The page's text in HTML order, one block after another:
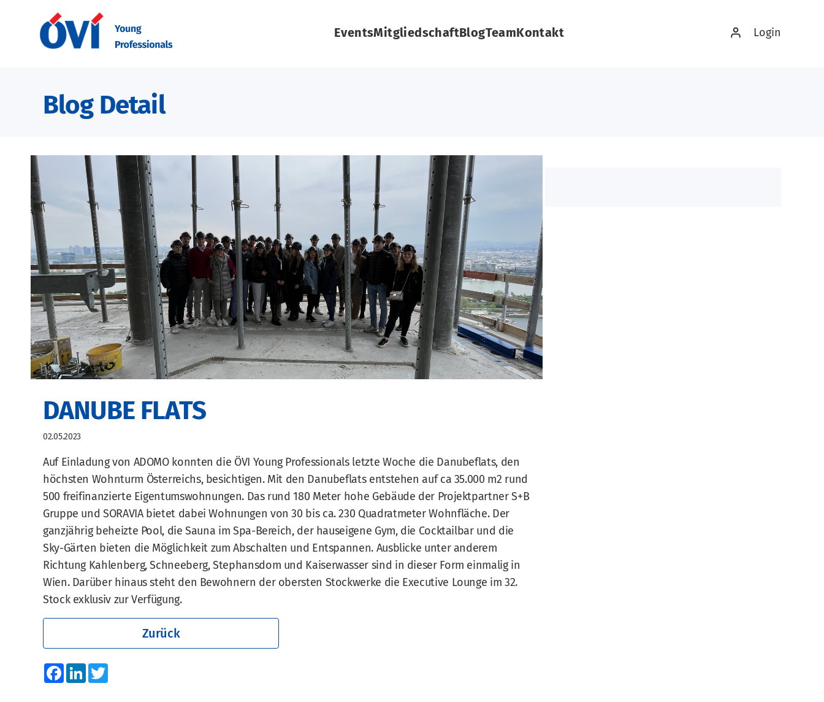
EventsMitgliedschaftBlogTeamKontakt Login
Blog Detail
DANUBE FLATS
02.05.2023
Auf Einladung von ADOMO konnten die ÖVI Young Professionals letzte Woche die Danubeflats, den
höchsten Wohnturm Österreichs, besichtigen. Mit den Danubeflats entstehen auf ca 35.000 m2 rund
500 freifinanzierte Eigentumswohnungen. Das rund 180 Meter hohe Gebäude der Projektpartner S+B
Gruppe und SORAVIA bietet dabei Wohnungen von 30 bis ca. 230 Quadratmeter Wohnfläche. Der
ganzjährig beheizte Pool, die Sauna im Spa-Bereich, der hauseigene Gym, die Cocktailbar und die
Sky-Gärten bieten die Möglichkeit zum Abschalten und Entspannen. Ausblicke unter anderem
Richtung Kahlenberg, Schneeberg, Stephansdom und Kaiserwasser sind in dieser Form einmalig in
Wien. Darüber hinaus steht den Bewohnern der obersten Stockwerke die Executive Lounge im 32.
Stock exklusiv zur Verfügung.
Zurück
Facebook
LinkedIn